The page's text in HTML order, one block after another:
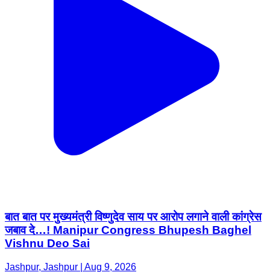
बात बात पर मुख्यमंत्री विष्णुदेव साय पर आरोप लगाने वाली कांग्रेस
जबाव दे…! Manipur Congress Bhupesh Baghel
Vishnu Deo Sai
Jashpur, Jashpur | Aug 9, 2026